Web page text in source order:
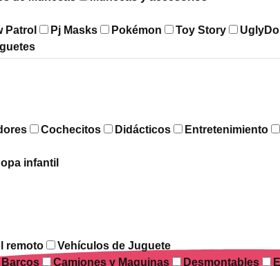
Patrol Pj Masks Pokémon Toy Story
Cochecitos Didácticos Entretenimiento
infantil
remoto
Vehículos de Juguete
Barcos Camiones y Maquinas Desmontables